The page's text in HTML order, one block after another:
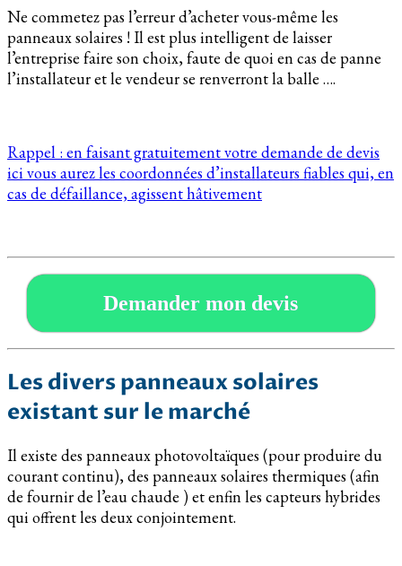
Ne commetez pas l’erreur d’acheter vous-même les
panneaux solaires ! Il est plus intelligent de laisser
l’entreprise faire son choix, faute de quoi en cas de panne
l’installateur et le vendeur se renverront la balle ….
Rappel : en faisant gratuitement votre demande de devis
ici vous aurez les coordonnées d’installateurs fiables qui, en
cas de défaillance, agissent hâtivement
Demander mon devis
Les divers panneaux solaires
existant sur le marché
Il existe des panneaux photovoltaïques (pour produire du
courant continu), des panneaux solaires thermiques (afin
de fournir de l’eau chaude ) et enfin les capteurs hybrides
qui offrent les deux conjointement.